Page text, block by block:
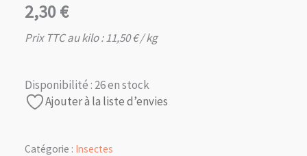
2,30€
Prix TTC au kilo :11,50€/ kg
Disponibilité : 26 en stock
Ajouter à la liste d’envies
Catégorie : Insectes